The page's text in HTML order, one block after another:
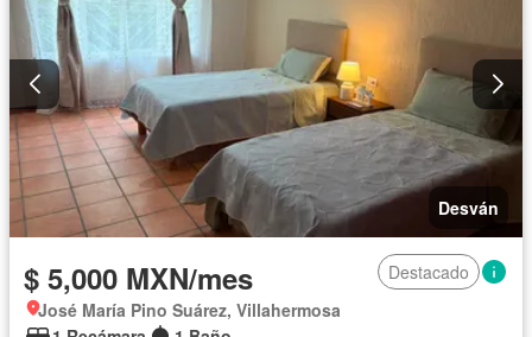
Desván
$ 5,000 MXN/mes
Destacado
José María Pino Suárez, Villahermosa